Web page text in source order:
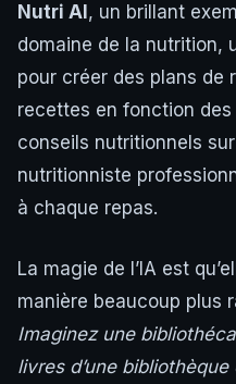
Nutri AI , un brillant
domaine de la nutrition,
pour créer des plans de
recettes en fonction
conseils nutritionnels
nutritionniste
à chaque repas.
La magie de l’IA est
manière beaucoup plus
Imaginez une
livres d’une